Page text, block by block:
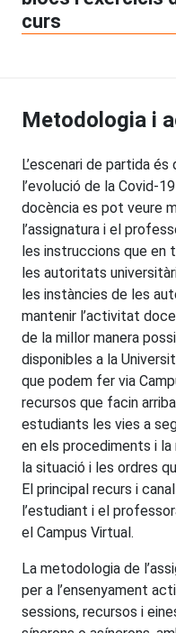
curs
Metodologia i
L’escenari de partida
l’evolució de la Covid-
docència es pot veure
l’assignatura i el
les instruccions que en
les autoritats
les instàncies de les
mantenir l’activitat
de la millor manera
disponibles a la
que podem fer via
recursos que facin
estudiants les vies a
en els procediments i
la situació i les ordres
El principal recurs i
l’estudiant i el
el Campus Virtual.
La metodologia de
per a l’ensenyament
sessions, recursos i